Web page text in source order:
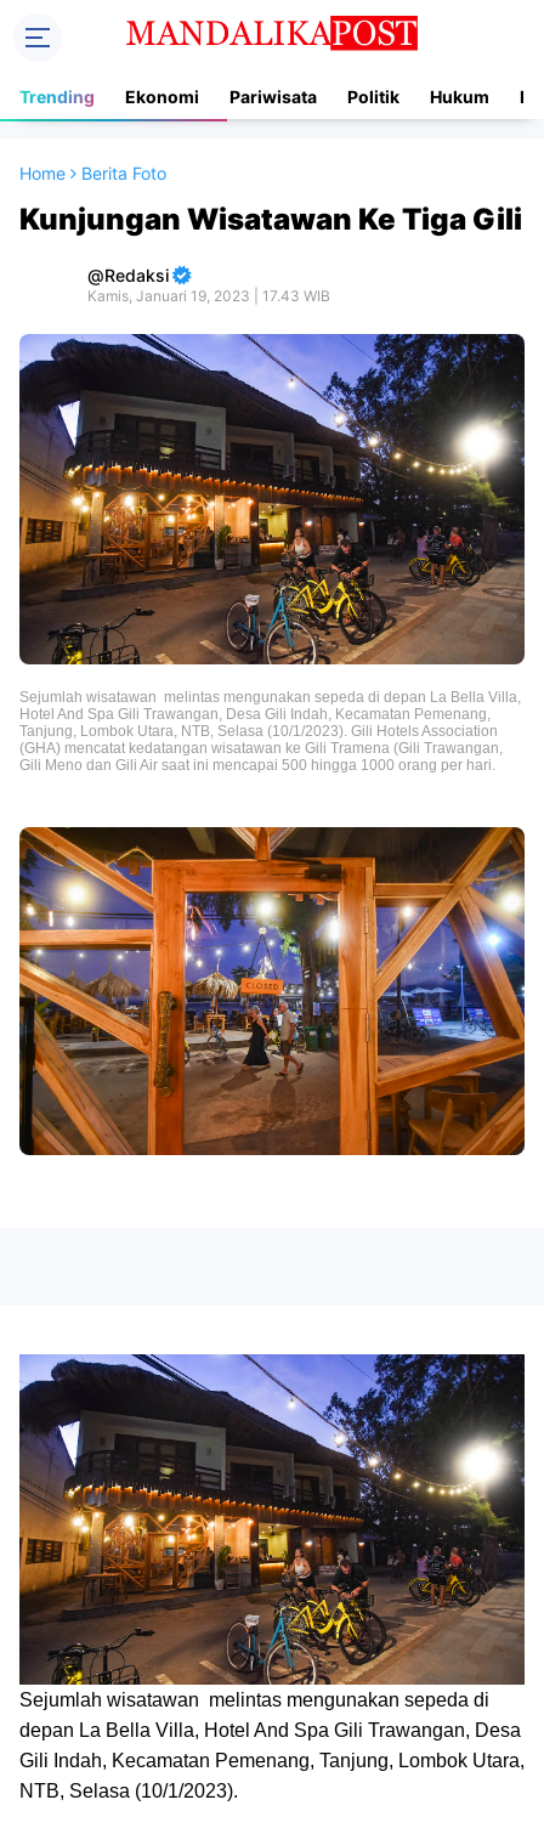
Trending Ekonomi Pariwisata Politik Hukum
Home Berita Foto
Kunjungan Wisatawan Ke Tiga Gili
Redaksi
Kamis, Januari 19, 2023 | 17.43 WIB
Sejumlah wisatawan melintas mengunakan sepeda di depan La Bella Villa,
Hotel And Spa Gili Trawangan, Desa Gili Indah, Kecamatan Pemenang,
Tanjung, Lombok Utara, NTB, Selasa (10/1/2023). Gili Hotels Association
(GHA) mencatat kedatangan wisatawan ke Gili Tramena (Gili Trawangan,
Gili Meno dan Gili Air saat ini mencapai 500 hingga 1000 orang per hari.
Sejumlah wisatawan melintas mengunakan sepeda di
depan La Bella Villa, Hotel And Spa Gili Trawangan, Desa
Gili Indah, Kecamatan Pemenang, Tanjung, Lombok Utara,
NTB, Selasa (10/1/2023).